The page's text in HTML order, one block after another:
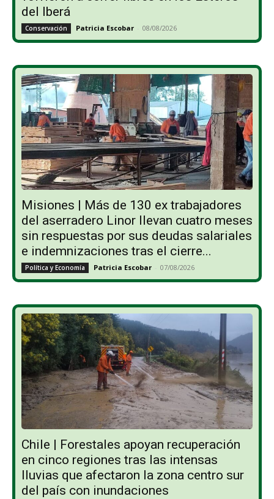
del Iberá
Conservación Patricia Escobar - 08/08/2026
Misiones | Más de 130 ex trabajadores
del aserradero Linor llevan cuatro meses
sin respuestas por sus deudas salariales
e indemnizaciones tras el cierre...
Política y Economía Patricia Escobar - 07/08/2026
Chile | Forestales apoyan recuperación
en cinco regiones tras las intensas
lluvias que afectaron la zona centro sur
del país con inundaciones